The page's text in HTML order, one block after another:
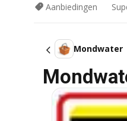
Aanbiedingen
Mondwater